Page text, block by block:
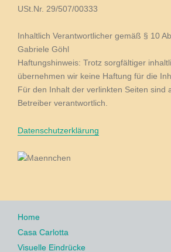
USt.Nr. 29/507/00333
Inhaltlich Verantwortlicher gemäß § 10
Gabriele Göhl
Haftungshinweis: Trotz sorgfältiger
übernehmen wir keine Haftung für die
Für den Inhalt der verlinkten Seiten sind
Betreiber verantwortlich.
Datenschutzerklärung
überspringen
Home
Casa Carlotta
Visuelle Eindrücke